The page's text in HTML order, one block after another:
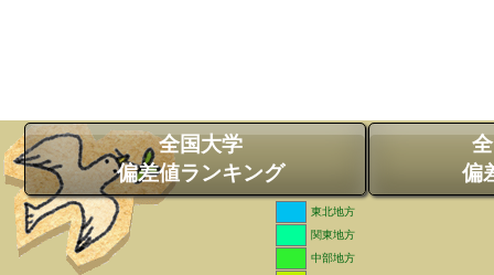
全国大学
偏差値ランキング
偏
東北地方
関東地方
中部地方